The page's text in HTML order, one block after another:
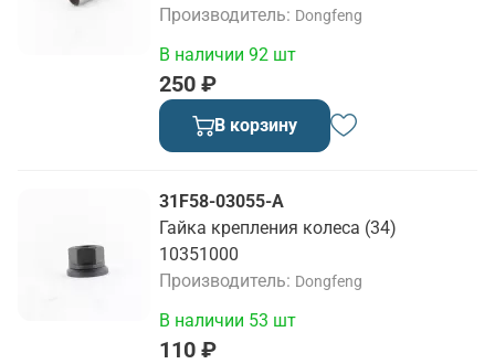
Производитель
Dongfeng
250 ₽
В наличии 92 шт
В корзину
31F58-03055-A
Гайка крепления колеса (34)
10351000
Производитель
Dongfeng
110 ₽
В наличии 53 шт